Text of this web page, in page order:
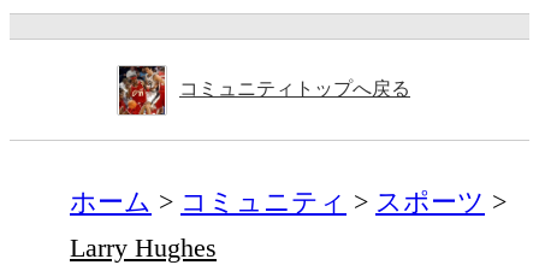
コミュニティトップへ戻る
ホーム コミュニティ
スポーツ
Larry Hughes